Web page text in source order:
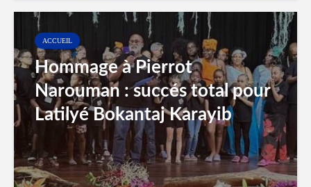
ACCUEIL
Hommage à Pierrot
Narouman : succés total pour
Latilyé Bokantaj Karayib